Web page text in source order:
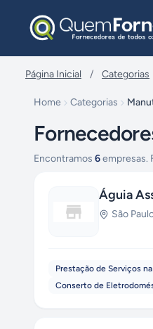
Página Inicial / Categorias
Home Categorias
Encontramos 6empresas.
Águia
São
Prestação de Serviços
Conserto de